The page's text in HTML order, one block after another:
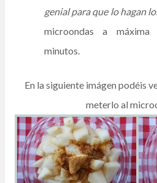
genial para que lo hagan
microondas a
minutos.
En la siguiente imágen podéis
meterlo al